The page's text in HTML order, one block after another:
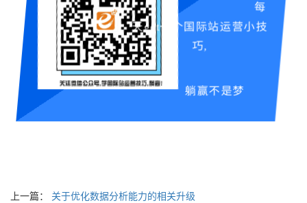
每
天get一个国际站运营小技
巧,
躺赢不是梦
上一篇： 关于优化数据分析能力的相关升级